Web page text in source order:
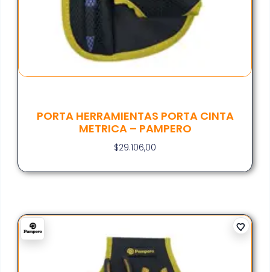
PORTA HERRAMIENTAS PORTA CINTA
METRICA – PAMPERO
$29.106,00